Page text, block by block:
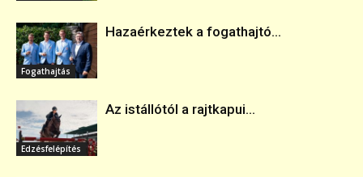
Fogathajtás
Hazaérkeztek a fogathajtó...
Edzésfelépítés
Az istállótól a rajtkapui...